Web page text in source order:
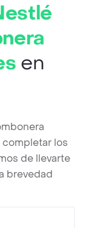
en
los
de llevarte
brevedad